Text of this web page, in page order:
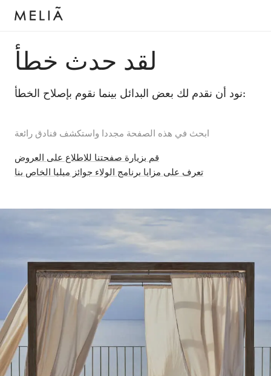
لقد حدث خطأ
نود أن نقدم لك بعض البدائل بينما نقوم بإصلاح الخطأ:
ابحث في هذه الصفحة مجددا واستكشف فنادق رائعة
قم بزيارة صفحتنا للاطلاع على العروض
تعرف على مزايا برنامج الولاء جوائز ميليا الخاص بنا